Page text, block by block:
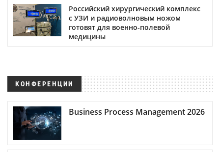
Российский хирургический комплекс
с УЗИ и радиоволновым ножом
готовят для военно-полевой
медицины
КОНФЕРЕНЦИИ
Business Process Management 2026